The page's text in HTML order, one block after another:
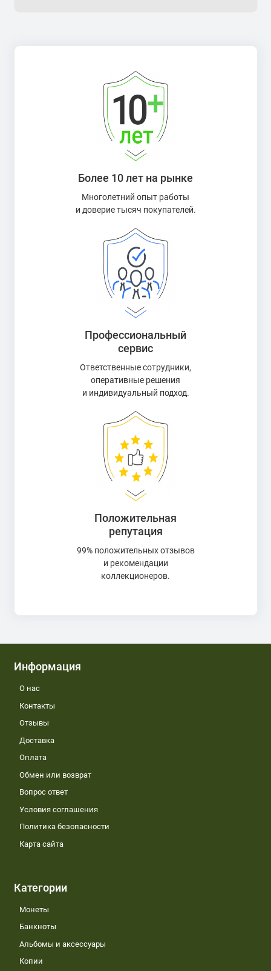
Более 10 лет на рынке
Многолетний опыт работы
и доверие тысяч покупателей.
Профессиональный
сервис
Ответственные сотрудники,
оперативные решения
и индивидуальный подход.
Положительная
репутация
99% положительных отзывов
и рекомендации
коллекционеров.
Информация
О нас
Контакты
Отзывы
Доставка
Оплата
Обмен или возврат
Вопрос ответ
Условия соглашения
Политика безопасности
Карта сайта
Категории
Монеты
Банкноты
Альбомы и аксессуары
Копии